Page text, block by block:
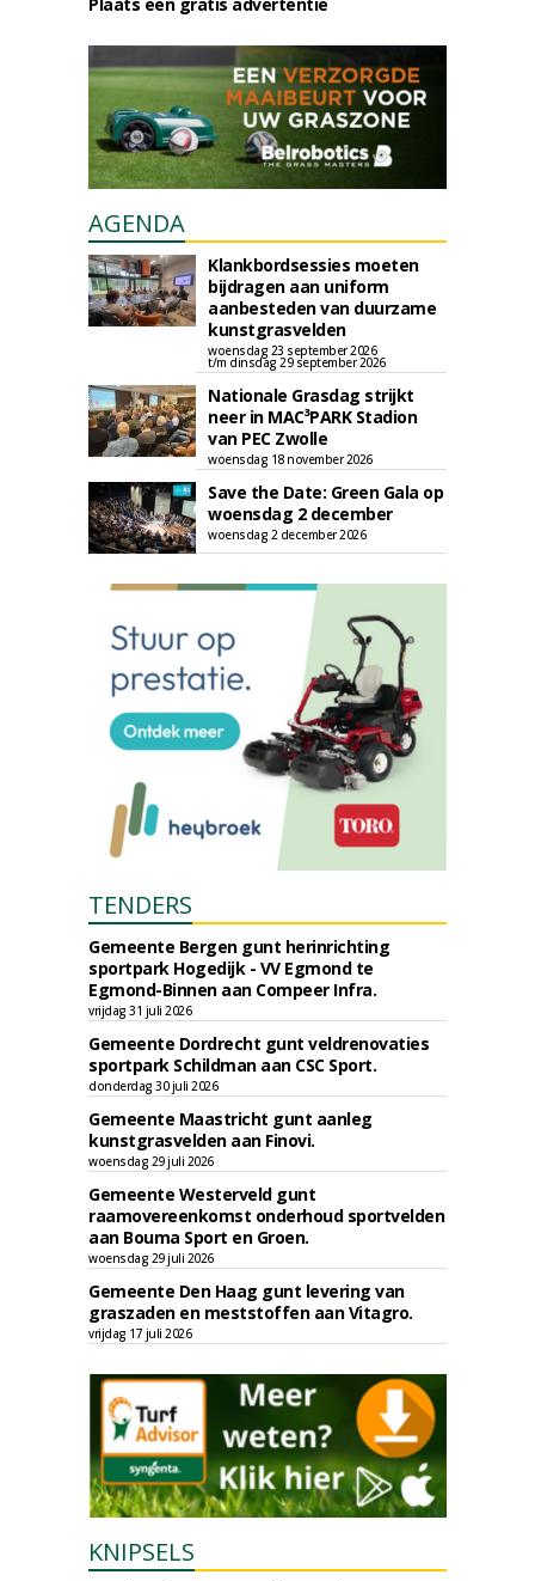
AGENDA
Klankbordsessies moeten
bijdragen aan uniform
aanbesteden van duurzame
kunstgrasvelden
woensdag 23 september 2026
t/m dinsdag 29 september 2026
Nationale Grasdag strijkt
neer in MAC³PARK Stadion
van PEC Zwolle
woensdag 18 november 2026
Save the Date: Green Gala op
woensdag 2 december
woensdag 2 december 2026
TENDERS
Gemeente Bergen gunt herinrichting
sportpark Hogedijk - VV Egmond te
Egmond-Binnen aan Compeer Infra.
vrijdag 31 juli 2026
Gemeente Dordrecht gunt veldrenovaties
sportpark Schildman aan CSC Sport.
donderdag 30 juli 2026
Gemeente Maastricht gunt aanleg
kunstgrasvelden aan Finovi.
woensdag 29 juli 2026
Gemeente Westerveld gunt
raamovereenkomst onderhoud sportvelden
aan Bouma Sport en Groen.
woensdag 29 juli 2026
Gemeente Den Haag gunt levering van
graszaden en meststoffen aan Vitagro.
vrijdag 17 juli 2026
KNIPSELS